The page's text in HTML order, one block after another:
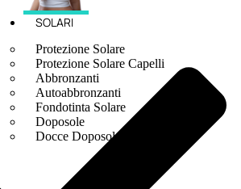
SOLARI
Protezione Solare
Protezione Solare Capelli
Abbronzanti
Autoabbronzanti
Fondotinta Solare
Doposole
Docce Doposole